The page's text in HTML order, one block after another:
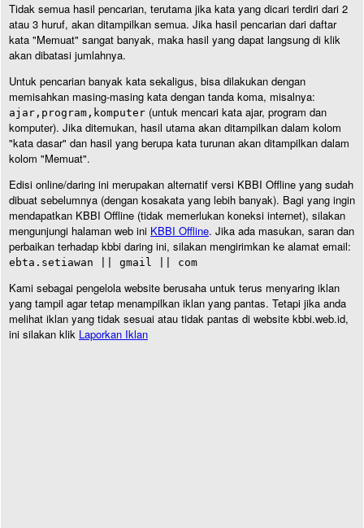
Tidak semua hasil pencarian, terutama jika kata yang dicari terdiri dari 2
atau 3 huruf, akan ditampilkan semua. Jika hasil pencarian dari daftar
kata "Memuat" sangat banyak, maka hasil yang dapat langsung di klik
akan dibatasi jumlahnya.
Untuk pencarian banyak kata sekaligus, bisa dilakukan dengan
memisahkan masing-masing kata dengan tanda koma, misalnya:
ajar,program,komputer (untuk mencari kata ajar, program dan
komputer). Jika ditemukan, hasil utama akan ditampilkan dalam kolom
"kata dasar" dan hasil yang berupa kata turunan akan ditampilkan dalam
kolom "Memuat".
Edisi online/daring ini merupakan alternatif versi KBBI Offline yang sudah
dibuat sebelumnya (dengan kosakata yang lebih banyak). Bagi yang ingin
mendapatkan KBBI Offline (tidak memerlukan koneksi internet), silakan
mengunjungi halaman web ini KBBI Offline. Jika ada masukan, saran dan
perbaikan terhadap kbbi daring ini, silakan mengirimkan ke alamat email:
ebta.setiawan || gmail || com
Kami sebagai pengelola website berusaha untuk terus menyaring iklan
yang tampil agar tetap menampilkan iklan yang pantas. Tetapi jika anda
melihat iklan yang tidak sesuai atau tidak pantas di website kbbi.web.id,
ini silakan klik Laporkan Iklan